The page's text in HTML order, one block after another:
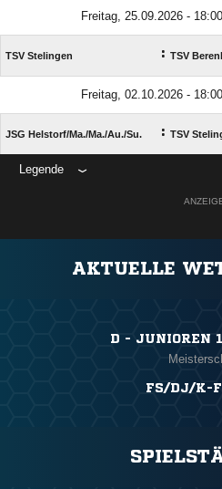
Freitag, 25.09.2026 -
TSV Stelingen : TSV
Freitag, 02.10.2026 -
JSG Helstorf/​Ma./​Ma./​Au./​Su. : TSV
Legende
AKTUELLE
D - JUNIOREN
FS/DJ/K-